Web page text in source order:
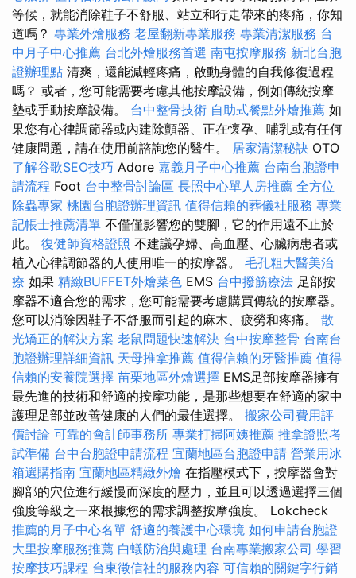
等候，就能消除鞋子不舒服、站立和行走帶來的疼痛，你知
道嗎？ 專業外燴服務 老屋翻新專業服務 專業清潔服務 台
中月子中心推薦 台北外燴服務首選 南屯按摩服務 新北台胞
證辦理點 清爽，還能減輕疼痛，啟動身體的自我修復過程
嗎？ 或者，您可能需要考慮其他按摩設備，例如傳統按摩
墊或手動按摩設備。 台中整骨技術 自助式餐點外燴推薦 如
果您有心律調節器或內建除顫器、正在懷孕、哺乳或有任何
健康問題，請在使用前諮詢您的醫生。 居家清潔秘訣 OTO
了解谷歌SEO技巧 Adore 嘉義月子中心推薦 台南台胞證申
請流程 Foot 台中整骨討論區 長照中心單人房推薦 全方位
除蟲專家 桃園台胞證辦理資訊 值得信賴的葬儀社服務 專業
記帳士推薦清單 不僅僅影響您的雙腳，它的作用遠不止於
此。 復健師資格證照 不建議孕婦、高血壓、心臟病患者或
植入心律調節器的人使用唯一的按摩器。 毛孔粗大醫美治
療 如果 精緻BUFFET外燴菜色 EMS 台中撥筋療法 足部按
摩器不適合您的需求，您可能需要考慮購買傳統的按摩器。
您可以消除因鞋子不舒服而引起的麻木、疲勞和疼痛。 散
光矯正的解決方案 老鼠問題快速解決 台中按摩整骨 台南台
胞證辦理詳細資訊 天母推拿推薦 值得信賴的牙醫推薦 值得
信賴的安養院選擇 苗栗地區外燴選擇 EMS足部按摩器擁有
最先進的技術和舒適的按摩功能，是那些想要在舒適的家中
護理足部並改善健康的人們的最佳選擇。 搬家公司費用評
價討論 可靠的會計師事務所 專業打掃阿姨推薦 推拿證照考
試準備 台中台胞證申請流程 宜蘭地區台胞證申請 營業用冰
箱選購指南 宜蘭地區精緻外燴 在指壓模式下，按摩器會對
腳部的穴位進行緩慢而深度的壓力，並且可以透過選擇三個
強度等級之一來根據您的需求調整按摩強度。 Lokcheck
推薦的月子中心名單 舒適的養護中心環境 如何申請台胞證
大里按摩服務推薦 白蟻防治與處理 台南專業搬家公司 學習
按摩技巧課程 台東徵信社的服務內容 可信賴的關鍵字行銷